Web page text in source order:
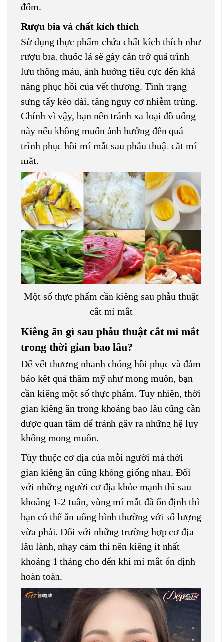
đốm.
Rượu bia và chất kích thích
Sử dụng thực phẩm chứa chất kích thích như
rượu bia, thuốc lá sẽ gây cản trở quá trình
lưu thông máu, ảnh hưởng tiêu cực đến khả
năng phục hồi của vết thương. Tình trạng
sưng tấy kéo dài, tăng nguy cơ nhiễm trùng.
Chính vì vậy, bạn nên tránh xa loại đồ uống
này nếu không muốn ảnh hưởng đến quá
trình phục hồi mí mắt sau phẫu thuật cắt mí
mắt.
Một số thực phẩm cần kiêng sau phẫu thuật
cắt mí mắt
Kiêng ăn gì sau phẫu thuật cắt mí mắt
trong thời gian bao lâu?
Để vết thương nhanh chóng hồi phục và đảm
bảo kết quả thẩm mỹ như mong muốn, bạn
cần kiêng một số thực phẩm. Tuy nhiên, thời
gian kiêng ăn trong khoảng bao lâu cũng cần
được quan tâm để tránh gây ra những hệ lụy
không mong muốn.
Tùy thuộc cơ địa của mỗi người mà thời
gian kiêng ăn cũng không giống nhau. Đối
với những người cơ địa khỏe mạnh thì sau
khoảng 1-2 tuần, vùng mí mắt đã ổn định thì
bạn có thể ăn uống bình thường với số lượng
vừa phải. Đối với những trường hợp cơ địa
lâu lành, nhạy cảm thì nên kiêng ít nhất
khoảng 1 tháng cho đến khi mí mắt ổn định
hoàn toàn.